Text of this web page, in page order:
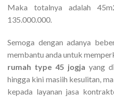
Maka totalnya adalah
135.000.000.
Semoga dengan adanya
membantu anda untuk
rumah type 45 jogja yang
hingga kini masiih kesulitan,
kepada layanan jasa